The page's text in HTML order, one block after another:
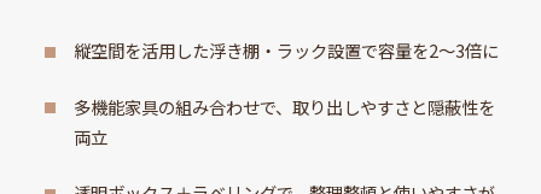
縦空間を活用した浮き棚・ラック設置で容量を2～3倍に
多機能家具の組み合わせで、取り出しやすさと隠蔽性を
両立